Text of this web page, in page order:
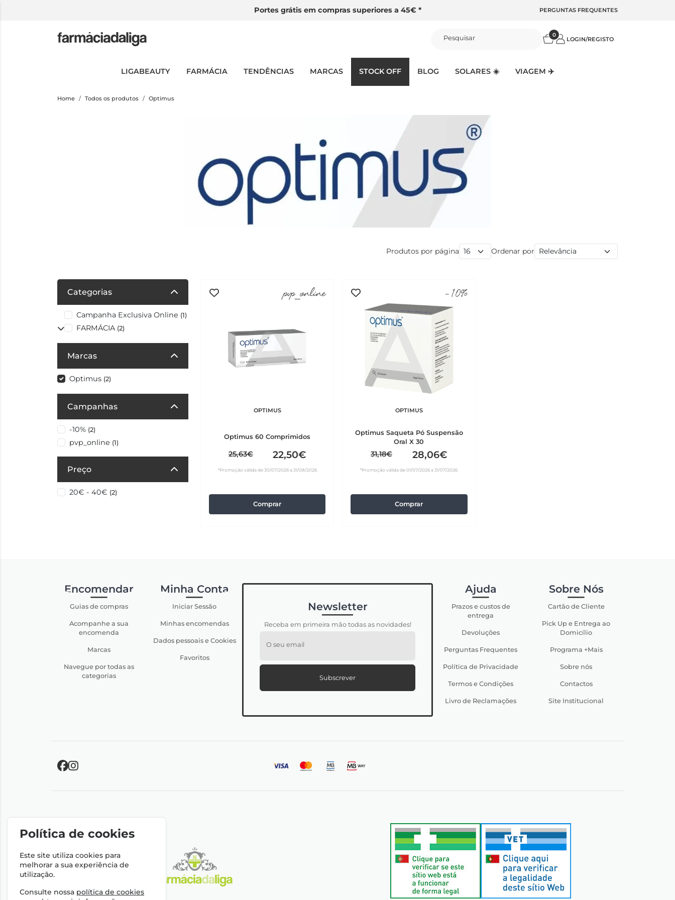
Portes grátis em compras superiores a 45€ * PERGUNTAS FREQUENTES
Pesquisar 0
LOGIN/REGISTO
LIGABEAUTY FARMÁCIA TENDÊNCIAS MARCAS STOCK OFF BLOG SOLARES ☀️ VIAGEM ✈️
Home Todos os produtos Optimus
Produtos por página Ordenar por
Categorias
Campanha Exclusiva Online (1)
FARMÁCIA (2)
Marcas
Optimus (2)
Campanhas
-10% (2)
pvp_online (1)
Preço
20€ - 40€ (2)
pvp_online
OPTIMUS
Optimus 60 Comprimidos
25,63€ 22,50€
*Promoção válida de 30/07/2026 a 31/08/2026
Comprar
-10%
OPTIMUS
Optimus Saqueta Pó Suspensão
Oral X 30
31,18€ 28,06€
*Promoção válida de 01/07/2026 a 31/07/2026
Comprar
Encomendar
Guias de compras
Acompanhe a sua
encomenda
Marcas
Navegue por todas as
categorias
Minha Conta
Iniciar Sessão
Minhas encomendas
Dados pessoais e Cookies
Favoritos
Newsletter
Receba em primeira mão todas as novidades!
O seu email
Subscrever
Ajuda
Prazos e custos de
entrega
Devoluções
Perguntas Frequentes
Política de Privacidade
Termos e Condições
Livro de Reclamações
Sobre Nós
Cartão de Cliente
Pick Up e Entrega ao
Domicílio
Programa +Mais
Sobre nós
Contactos
Site Institucional
Política de cookies
Este site utiliza cookies para
melhorar a sua experiência de
utilização.
Consulte nossa política de cookies